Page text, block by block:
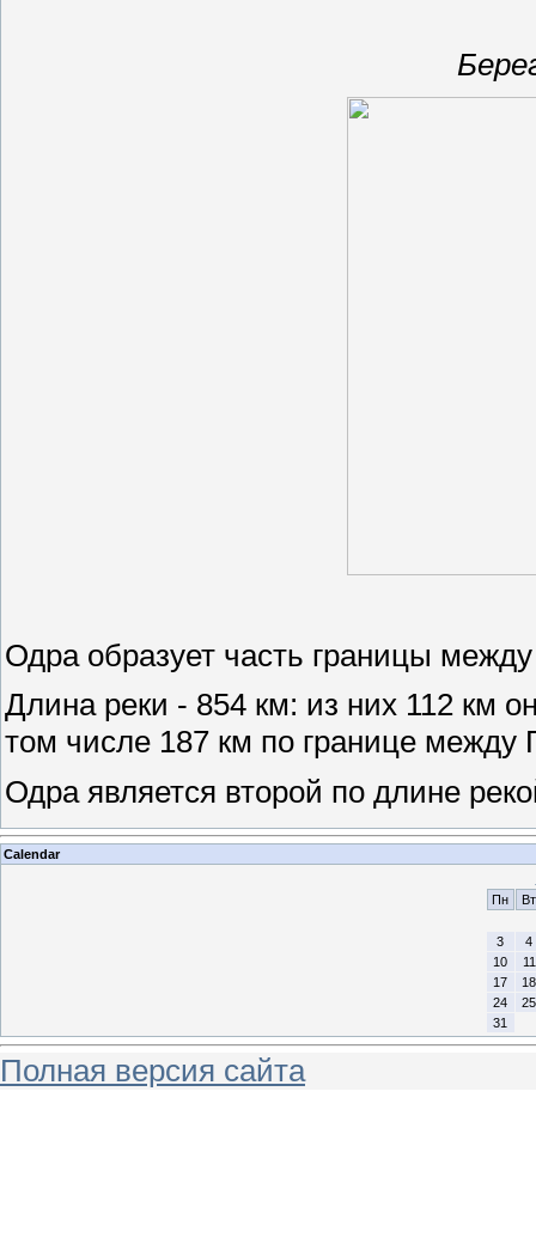
Одра образует часть границы
Длина реки - 854 км: из них 112 км
том числе 187 км по границе
Одра является второй по длине
Calendar
Пн
Вт
3
4
10
11
17
18
24
25
31
Полная версия сайта